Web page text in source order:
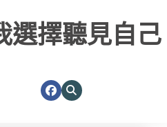
選擇聽見自己